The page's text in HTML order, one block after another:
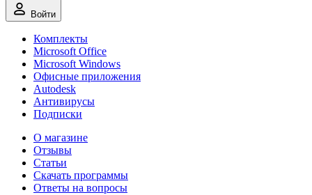
Войти
Комплекты
Microsoft Office
Microsoft Windows
Офисные приложения
Autodesk
Антивирусы
Подписки
О магазине
Отзывы
Статьи
Скачать программы
Ответы на вопросы